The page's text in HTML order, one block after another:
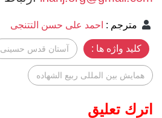
مترجم : احمد علی حسن التتنجی
کلید واژه ها : آستان قدس حسینی
همایش بین المللی ربیع الشهاده
اترك تعليق